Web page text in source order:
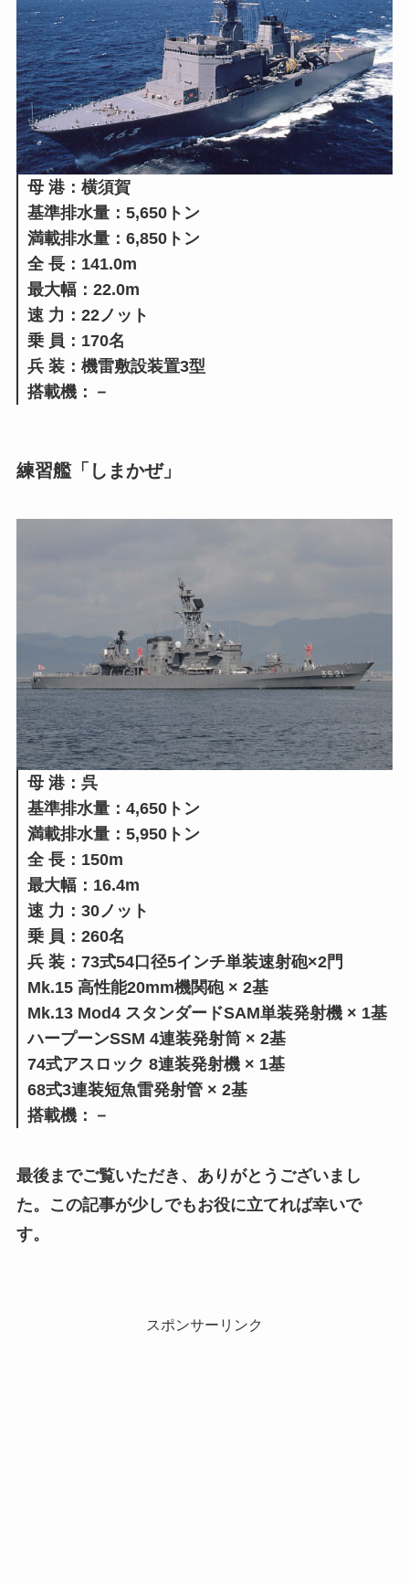
母 港：横須賀
基準排水量：5,650トン
満載排水量：6,850トン
全 長：141.0m
最大幅：22.0m
速 力：22ノット
乗 員：170名
兵 装：機雷敷設装置3型
搭載機：－
練習艦「しまかぜ」
母 港：呉
基準排水量：4,650トン
満載排水量：5,950トン
全 長：150m
最大幅：16.4m
速 力：30ノット
乗 員：260名
兵 装：73式54口径5インチ単装速射砲×2門
Mk.15 高性能20mm機関砲 × 2基
Mk.13 Mod4 スタンダードSAM単装発射機 × 1基
ハープーンSSM 4連装発射筒 × 2基
74式アスロック 8連装発射機 × 1基
68式3連装短魚雷発射管 × 2基
搭載機：－
最後までご覧いただき、ありがとうございまし
た。この記事が少しでもお役に立てれば幸いで
す。
スポンサーリンク